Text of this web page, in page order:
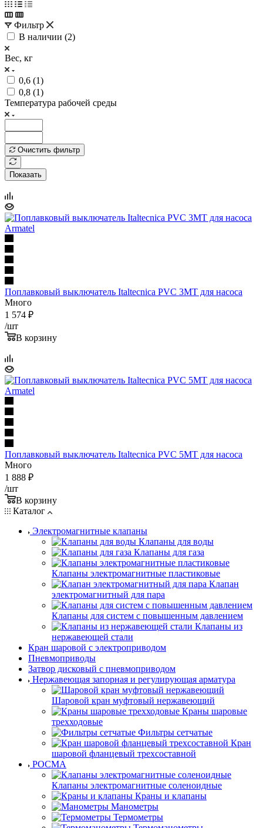
Фильтр
В наличии (2)
Вес, кг
0,6 (1)
0,8 (1)
Температура рабочей среды
Очистить фильтр
Показать
Поплавковый выключатель Italtecnica PVC 3MT для насоса
Много
1 574 ₽
/шт
В корзину
Поплавковый выключатель Italtecnica PVC 5MT для насоса
Много
1 888 ₽
/шт
В корзину
Каталог
Электромагнитные клапаны
Клапаны для воды
Клапаны для газа
Клапаны электромагнитные пластиковые
Клапан
электромагнитный для пара
Клапаны для систем с повышенным давлением
Клапаны из
нержавеющей стали
Кран шаровой с электроприводом
Пневмоприводы
Затвор дисковый с пневмоприводом
Нержавеющая запорная и регулирующая арматура
Шаровой кран муфтовый нержавеющий
Краны шаровые
трехходовые
Фильтры сетчатые
Кран
шаровой фланцевый трехсоставной
РОСМА
Клапаны электромагнитные соленоидные
Краны и клапаны
Манометры
Термометры